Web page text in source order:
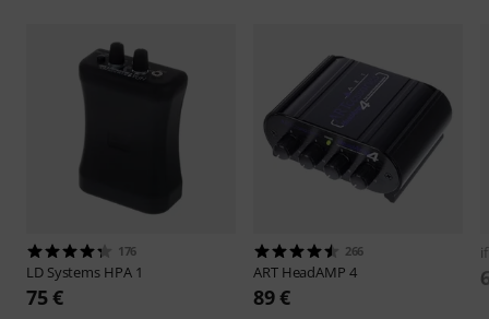
176
LD Systems HPA 1
75 €
266
ART HeadAMP 4
89 €